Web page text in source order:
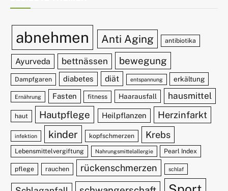
abnehmen Anti Aging antibiotika
Ayurveda bettnässen bewegung
Dampfgaren diabetes diät entspannung erkältung
Ernährung Fasten fitness Haarausfall hausmittel
haut Hautpflege Heilpflanzen Herzinfarkt
infektion kinder kopfschmerzen Krebs
Lebensmittelvergiftung Nahrungsmittelallergie Pearl Index
pflege rauchen rückenschmerzen schlaf